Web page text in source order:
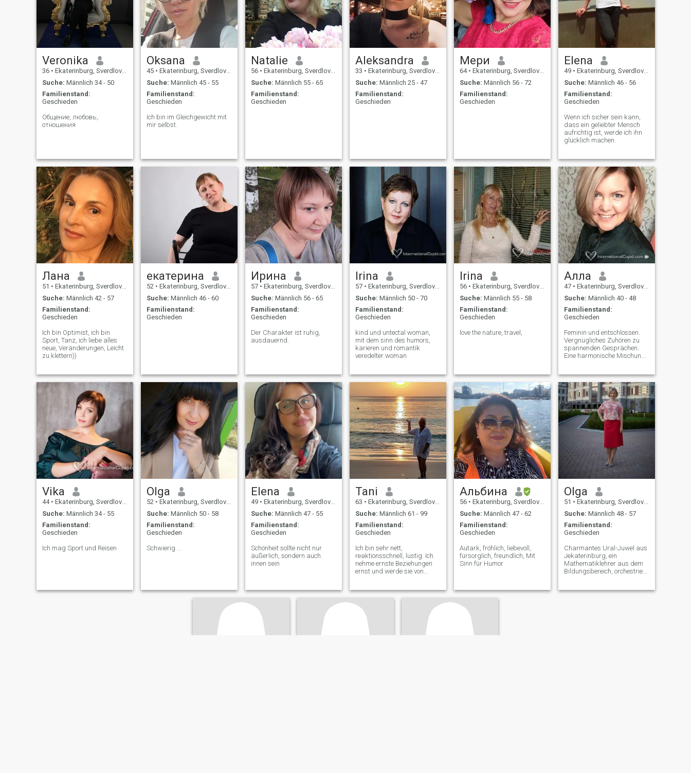
Veronika
36 • Ekaterinburg, Sverdlovsk, Russland
Suche: Männlich 34 - 50
Familienstand:
Geschieden
Общение, любовь,
отношения
Oksana
45 • Ekaterinburg, Sverdlovsk, Russland
Suche: Männlich 45 - 55
Familienstand:
Geschieden
Ich bin im Gleichgewicht mit
mir selbst.
Natalie
56 • Ekaterinburg, Sverdlovsk, Russland
Suche: Männlich 55 - 65
Familienstand:
Geschieden
Aleksandra
33 • Ekaterinburg, Sverdlovsk, Russland
Suche: Männlich 25 - 47
Familienstand:
Geschieden
Мери
64 • Ekaterinburg, Sverdlovsk, Russland
Suche: Männlich 56 - 72
Familienstand:
Geschieden
Elena
49 • Ekaterinburg, Sverdlovsk, Russland
Suche: Männlich 46 - 56
Familienstand:
Geschieden
Wenn ich sicher sein kann,
dass ein geliebter Mensch
aufrichtig ist, werde ich ihn
glücklich machen.
Лана
51 • Ekaterinburg, Sverdlovsk, Russland
Suche: Männlich 42 - 57
Familienstand:
Geschieden
Ich bin Optimist, ich bin
Sport, Tanz, ich liebe alles
neue, Veränderungen, Leicht
zu klettern))
екатерина
52 • Ekaterinburg, Sverdlovsk, Russland
Suche: Männlich 46 - 60
Familienstand:
Geschieden
Ирина
57 • Ekaterinburg, Sverdlovsk, Russland
Suche: Männlich 56 - 65
Familienstand:
Geschieden
Der Charakter ist ruhig,
ausdauernd.
Irina
57 • Ekaterinburg, Sverdlovsk, Russland
Suche: Männlich 50 - 70
Familienstand:
Geschieden
kind und untectal woman,
mit dem sinn des humors,
karieren und romantik
veredelter woman
Irina
56 • Ekaterinburg, Sverdlovsk, Russland
Suche: Männlich 55 - 58
Familienstand:
Geschieden
love the nature, travel,
Алла
47 • Ekaterinburg, Sverdlovsk, Russland
Suche: Männlich 40 - 48
Familienstand:
Geschieden
Feminin und entschlossen.
Vergnügliches Zuhören zu
spannenden Gesprächen.
Eine harmonische Mischung
unter dem Floß mit einem
Buch und manchmal jagen
Sie die
Mountainbiking.fürchten Sie
sich um das Haus, die
Gemütlichkeit und die
einladende Atmosphäre.
Vika
44 • Ekaterinburg, Sverdlovsk, Russland
Suche: Männlich 34 - 55
Familienstand:
Geschieden
Ich mag Sport und Reisen
Olga
52 • Ekaterinburg, Sverdlovsk, Russland
Suche: Männlich 50 - 58
Familienstand:
Geschieden
Schwierig ...
Elena
49 • Ekaterinburg, Sverdlovsk, Russland
Suche: Männlich 47 - 55
Familienstand:
Geschieden
Schönheit sollte nicht nur
äußerlich, sondern auch
innen sein
Tani
63 • Ekaterinburg, Sverdlovsk, Russland
Suche: Männlich 61 - 99
Familienstand:
Geschieden
Ich bin sehr nett,
reaktionsschnell, lustig. Ich
nehme ernste Beziehungen
ernst und werde sie von
Ehemann zu finden, der der
Альбина
56 • Ekaterinburg, Sverdlovsk, Russland
Suche: Männlich 47 - 62
Familienstand:
Geschieden
Autark, fröhlich, liebevoll,
fürsorglich, freundlich, Mit
Sinn für Humor
Olga
51 • Ekaterinburg, Sverdlovsk, Russland
Suche: Männlich 48 - 57
Familienstand:
Geschieden
Charmantes Ural-Juwel aus
Jekaterinburg, ein
Mathematiklehrer aus dem
Bildungsbereich, orchestriere
Marketingunternehmen. Ich